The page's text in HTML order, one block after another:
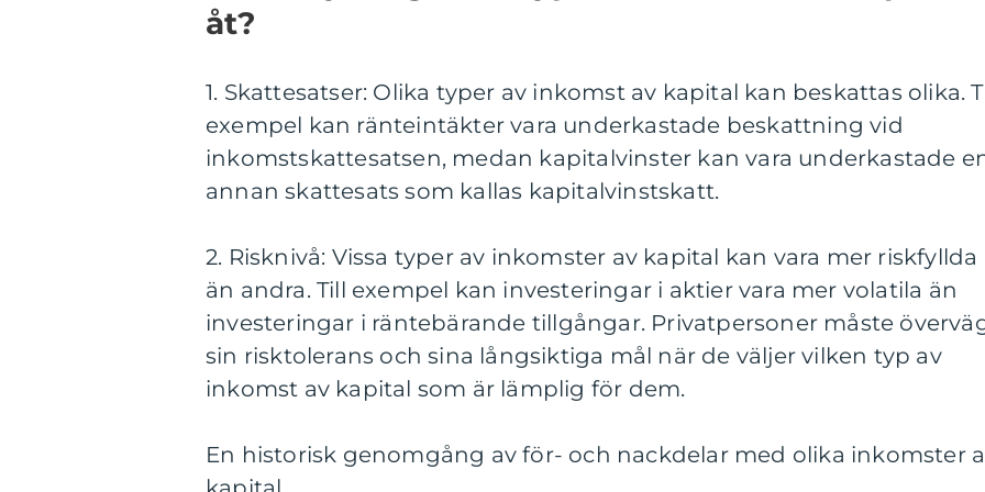
åt?
1. Skattesatser: Olika typer av inkomst av kapital kan beskattas olika.
exempel kan ränteintäkter vara underkastade beskattning vid
inkomstskattesatsen, medan kapitalvinster kan vara underkastade
annan skattesats som kallas kapitalvinstskatt.
2. Risknivå: Vissa typer av inkomster av kapital kan vara mer riskfyllda
än andra. Till exempel kan investeringar i aktier vara mer volatila än
investeringar i räntebärande tillgångar. Privatpersoner måste
sin risktolerans och sina långsiktiga mål när de väljer vilken typ av
inkomst av kapital som är lämplig för dem.
En historisk genomgång av för- och nackdelar med olika inkomster